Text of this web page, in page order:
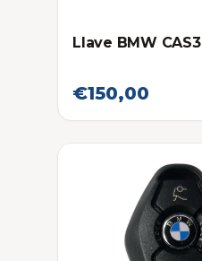
Llave BMW CAS3
€150,00